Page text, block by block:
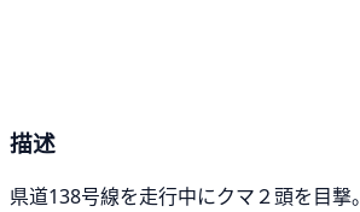
描述
県道138号線を走行中にクマ２頭を目撃。